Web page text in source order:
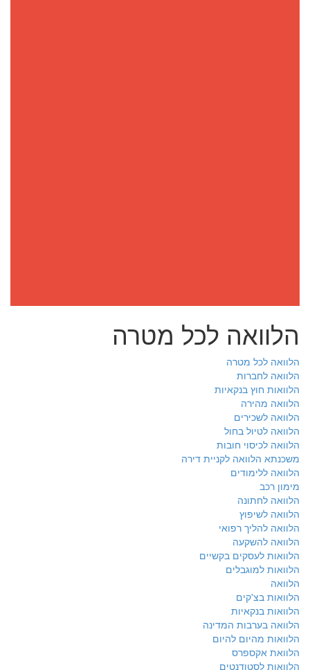
הלוואה לכל מטרה
הלוואה לכל מטרה
הלוואה לחברות
הלוואות חוץ בנקאיות
הלוואה מהירה
הלוואה לשכירים
הלוואה לטיול בחול
הלוואה לכיסוי חובות
משכנתא הלוואה לקניית דירה
הלוואה ללימודים
מימון רכב
הלוואה לחתונה
הלוואה לשיפוץ
הלוואה להליך רפואי
הלוואה להשקעה
הלוואות לעסקים בקשיים
הלוואות למוגבלים
הלוואה
הלוואות בצ'קים
הלוואות בנקאיות
הלוואה בערבות המדינה
הלוואות מהיום להיום
הלוואת אקספרס
הלוואות לסטודנטים